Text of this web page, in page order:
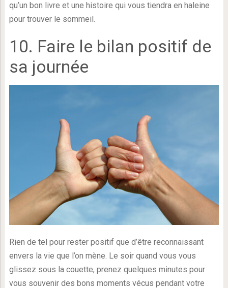
qu’un bon livre et une histoire qui vous tiendra en haleine
pour trouver le sommeil.
10. Faire le bilan positif de
sa journée
Rien de tel pour rester positif que d’être reconnaissant
envers la vie que l’on mène. Le soir quand vous vous
glissez sous la couette, prenez quelques minutes pour
vous souvenir des bons moments vécus pendant votre